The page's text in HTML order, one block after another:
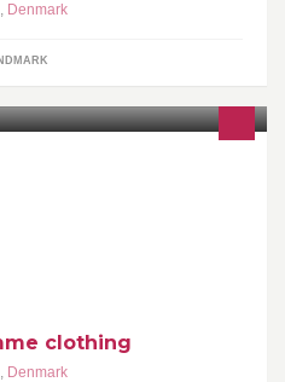
, Denmark
clothing
, Denmark